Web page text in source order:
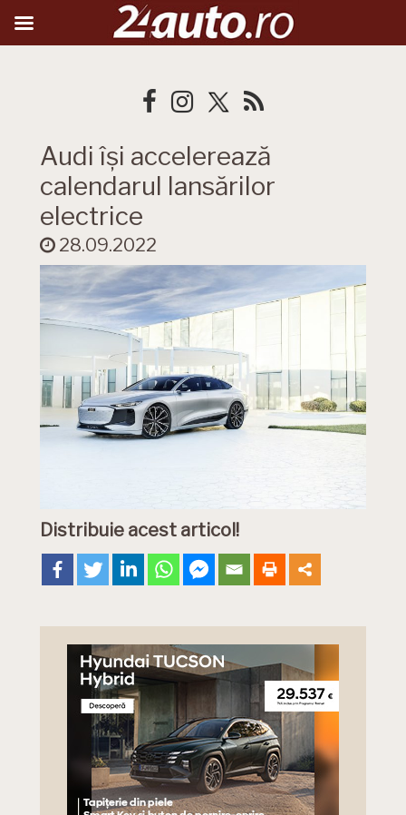
Audi își accelerează
calendarul lansărilor
electrice
28.09.2022
Distribuie acest articol!